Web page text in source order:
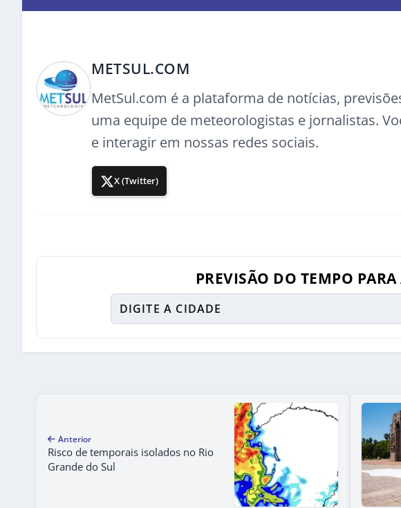
METSUL.COM
MetSul.com é a plataforma de notícias,
uma equipe de meteorologistas e jornalistas.
e interagir em nossas redes sociais.
X (Twitter)
PREVISÃO DO TEMPO
Anterior
Risco de temporais isolados no Rio
Grande do Sul